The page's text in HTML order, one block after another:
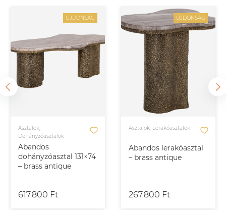
ÚJDONSÁG
Abandos
dohányzóasztal 131×74
– brass antique
Asztalok,
Dohányzóasztalok
617.800 Ft
ÚJDONSÁG
Abandos lerakóasztal
– brass antique
Asztalok, Lerakóasztalok
267.800 Ft